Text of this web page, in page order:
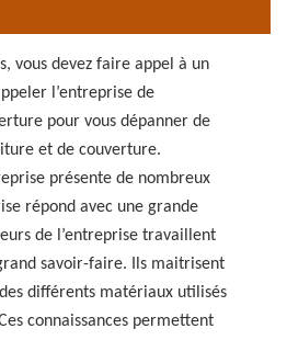
vous devez faire appel à un
l’entreprise de
pour vous dépanner de
et de couverture.
présente de nombreux
répond avec une grande
de l’entreprise travaillent
savoir-faire. Ils maitrisent
différents matériaux utilisés
connaissances permettent